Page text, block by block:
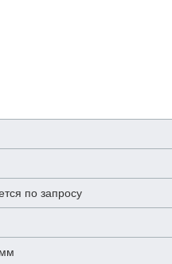
по запросу